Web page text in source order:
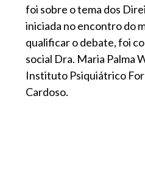
foi sobre o tema dos
iniciada no encontro do
qualificar o debate, foi
social Dra. Maria Palma
Instituto Psiquiátrico
Cardoso.